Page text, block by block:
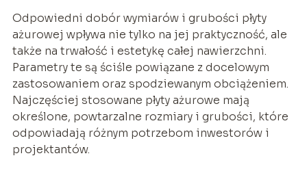
Odpowiedni dobór wymiarów i grubości płyty
ażurowej wpływa nie tylko na jej praktyczność, ale
także na trwałość i estetykę całej nawierzchni.
Parametry te są ściśle powiązane z docelowym
zastosowaniem oraz spodziewanym obciążeniem.
Najczęściej stosowane płyty ażurowe mają
określone, powtarzalne rozmiary i grubości, które
odpowiadają różnym potrzebom inwestorów i
projektantów.